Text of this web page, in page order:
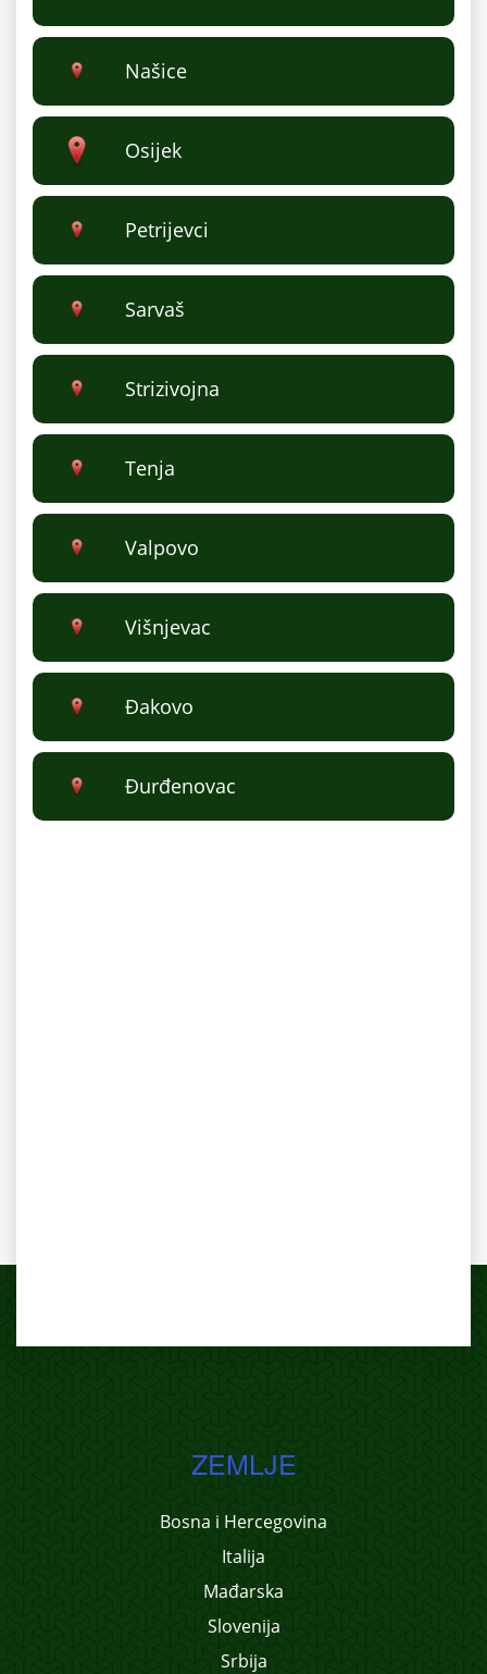
Našice
Osijek
Petrijevci
Sarvaš
Strizivojna
Tenja
Valpovo
Višnjevac
Ðakovo
Ðurđenovac
ZEMLJE
Bosna i Hercegovina
Italija
Mađarska
Slovenija
Srbija